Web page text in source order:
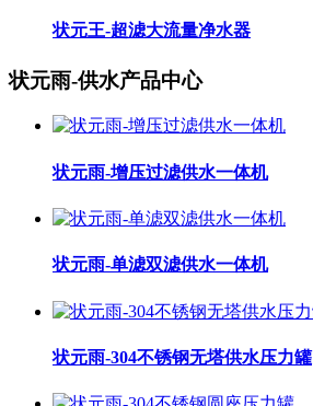
状元王-超滤大流量净水器
状元雨-供水产品中心
状元雨-增压过滤供水一体机
状元雨-单滤双滤供水一体机
状元雨-304不锈钢无塔供水压力罐